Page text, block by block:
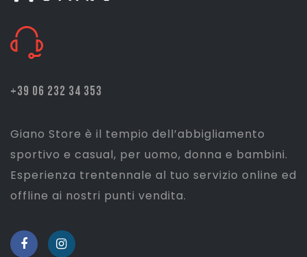
+39 06 232 34 353
Giano Store è il tempio dell’abbigliamento
sportivo e casual, per uomo, donna e bambini.
Esperienza trentennale al tuo servizio online ed
offline ai nostri punti vendita.